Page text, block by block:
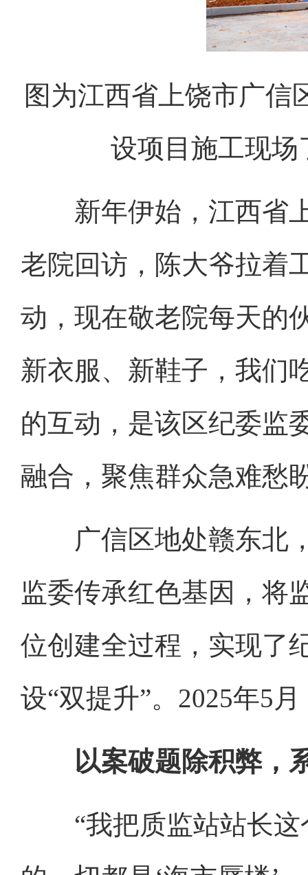
图为江西省上饶市广信
设项目施工现场
新年伊始，江西省上
老院回访，陈大爷拉着
动，现在敬老院每天的
新衣服、新鞋子，我们
的互动，是该区纪委监
融合，聚焦群众急难愁
广信区地处赣东北，
监委传承红色基因，将
位创建全过程，实现了
设“双提升”。2025年5
以案破题除积弊，
“我把质监站站长这